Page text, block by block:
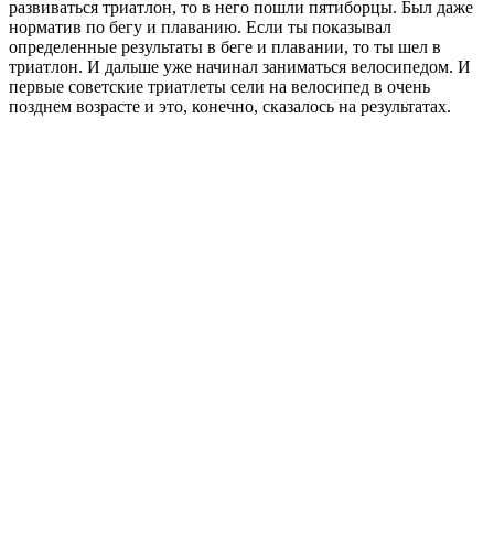
развиваться триатлон, то в него пошли пятиборцы. Был даже
норматив по бегу и плаванию. Если ты показывал
определенные результаты в беге и плавании, то ты шел в
триатлон. И дальше уже начинал заниматься велосипедом. И
первые советские триатлеты сели на велосипед в очень
позднем возрасте и это, конечно, сказалось на результатах.